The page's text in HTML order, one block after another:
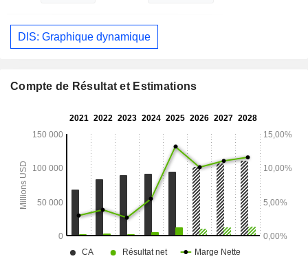
DIS: Graphique dynamique
Compte de Résultat et Estimations